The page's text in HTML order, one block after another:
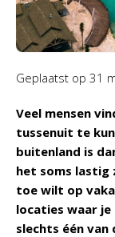
Geplaatst op 31
Veel mensen
tussenuit te
buitenland is
het soms lastig
toe wilt op
locaties waar je
slechts één